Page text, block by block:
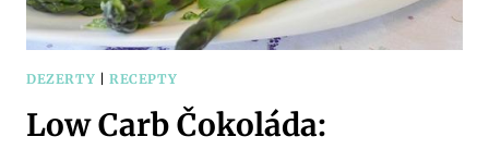
DEZERTY | RECEPTY
Low Carb Čokoláda: